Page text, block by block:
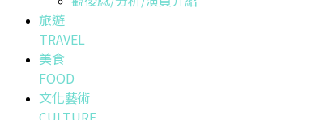
旅遊
TRAVEL
美食
FOOD
文化藝術